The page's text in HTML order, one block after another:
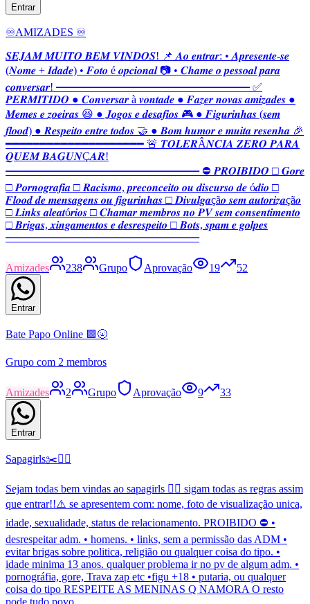
Entrar
♾️AMIZADES ♾️
𝑺𝑬𝑱𝑨𝑴 𝑴𝑼𝑰𝑻𝑶 𝑩𝑬𝑴 𝑽𝑰𝑵𝑫𝑶𝑺! 📌 𝑨𝒐 𝒆𝒏𝒕𝒓𝒂𝒓: • 𝑨𝒑𝒓𝒆𝒔𝒆𝒏𝒕𝒆-𝒔𝒆
(𝑵𝒐𝒎𝒆 + 𝑰𝒅𝒂𝒅𝒆) • 𝑭𝒐𝒕𝒐 é 𝒐𝒑𝒄𝒊𝒐𝒏𝒂𝒍 📷 • 𝑪𝒉𝒂𝒎𝒆 𝒐 𝒑𝒆𝒔𝒔𝒐𝒂𝒍 𝒑𝒂𝒓𝒂
𝒄𝒐𝒏𝒗𝒆𝒓𝒔𝒂𝒓! ━━━━━━━━━━━━━━━━━━━━ ✅
𝑷𝑬𝑹𝑴𝑰𝑻𝑰𝑫𝑶 ● 𝑪𝒐𝒏𝒗𝒆𝒓𝒔𝒂𝒓 à 𝒗𝒐𝒏𝒕𝒂𝒅𝒆 ● 𝑭𝒂𝒛𝒆𝒓 𝒏𝒐𝒗𝒂𝒔 𝒂𝒎𝒊𝒛𝒂𝒅𝒆𝒔 ●
𝑴𝒆𝒎𝒆𝒔 𝒆 𝒛𝒐𝒆𝒊𝒓𝒂𝒔 😆 ● 𝑱𝒐𝒈𝒐𝒔 𝒆 𝒅𝒆𝒔𝒂𝒇𝒊𝒐𝒔 🎮 ● 𝑭𝒊𝒈𝒖𝒓𝒊𝒏𝒉𝒂𝒔 (𝒔𝒆𝒎
𝒇𝒍𝒐𝒐𝒅) ● 𝑹𝒆𝒔𝒑𝒆𝒊𝒕𝒐 𝒆𝒏𝒕𝒓𝒆 𝒕𝒐𝒅𝒐𝒔 🤝 ● 𝑩𝒐𝒎 𝒉𝒖𝒎𝒐𝒓 𝒆 𝒎𝒖𝒊𝒕𝒂 𝒓𝒆𝒔𝒆𝒏𝒉𝒂 🎉
━━━━━━━━━━━━━━━━━━━━ 🚨 𝑻𝑶𝑳𝑬𝑹Â𝑵𝑪𝑰𝑨 𝒁𝑬𝑹𝑶 𝑷𝑨𝑹𝑨
𝑸𝑼𝑬𝑴 𝑩𝑨𝑮𝑼𝑵Ç𝑨𝑹!
━━━━━━━━━━━━━━━━━━━━ ⛔ 𝑷𝑹𝑶𝑰𝑩𝑰𝑫𝑶 □ 𝑮𝒐𝒓𝒆
□ 𝑷𝒐𝒓𝒏𝒐𝒈𝒓𝒂𝒇𝒊𝒂 □ 𝑹𝒂𝒄𝒊𝒔𝒎𝒐, 𝒑𝒓𝒆𝒄𝒐𝒏𝒄𝒆𝒊𝒕𝒐 𝒐𝒖 𝒅𝒊𝒔𝒄𝒖𝒓𝒔𝒐 𝒅𝒆 ó𝒅𝒊𝒐 □
𝑭𝒍𝒐𝒐𝒅 𝒅𝒆 𝒎𝒆𝒏𝒔𝒂𝒈𝒆𝒏𝒔 𝒐𝒖 𝒇𝒊𝒈𝒖𝒓𝒊𝒏𝒉𝒂𝒔 □ 𝑫𝒊𝒗𝒖𝒍𝒈𝒂çã𝒐 𝒔𝒆𝒎 𝒂𝒖𝒕𝒐𝒓𝒊𝒛𝒂çã𝒐
□ 𝑳𝒊𝒏𝒌𝒔 𝒂𝒍𝒆𝒂𝒕ó𝒓𝒊𝒐𝒔 □ 𝑪𝒉𝒂𝒎𝒂𝒓 𝒎𝒆𝒎𝒃𝒓𝒐𝒔 𝒏𝒐 𝑷𝑽 𝒔𝒆𝒎 𝒄𝒐𝒏𝒔𝒆𝒏𝒕𝒊𝒎𝒆𝒏𝒕𝒐
□ 𝑩𝒓𝒊𝒈𝒂𝒔, 𝒙𝒊𝒏𝒈𝒂𝒎𝒆𝒏𝒕𝒐𝒔 𝒆 𝒅𝒆𝒔𝒓𝒆𝒔𝒑𝒆𝒊𝒕𝒐 □ 𝑩𝒐𝒕𝒔, 𝒔𝒑𝒂𝒎 𝒆 𝒈𝒐𝒍𝒑𝒆𝒔
━━━━━━━━━━━━━━━━━━━━
Amizades 238 Grupo Aprovação 19 52
Entrar
Bate Papo Online 🟩🌝
Grupo com 2 membros
Amizades 2 Grupo Aprovação 9 33
Entrar
Sapagirls✂️🏳️‍🌈
Sejam todas bem vindas ao sapagirls 🏳️‍🌈 sigam todas as regras assim
que entrar!!⚠️ se apresentem com: nome, foto de visualização unica,
idade, sexualidade, status de relacionamento. PROIBIDO ⛔ •
desrespeitar adm. • homens. • links, sem a permissão das ADM •
evitar brigas sobre politica, religião ou qualquer coisa do tipo. •
idade minima 13 anos. qualquer problema ir no pv de algum adm. •
pornográfia, gore, Trava zap etc •figu +18 • putaria, ou qualquer
coisa do tipo RESPEITE AS MENINAS Q NAMORA O resto